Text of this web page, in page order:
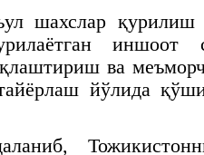
шахслар қурилиш
иншоот
ва
йўлида